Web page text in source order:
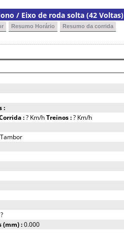
/ Eixo de roda solta (42 Voltas)
Resumo Horário Resumo da corrida
:
:? Km/hTreinos :? Km/h
?
(mm) :0.000